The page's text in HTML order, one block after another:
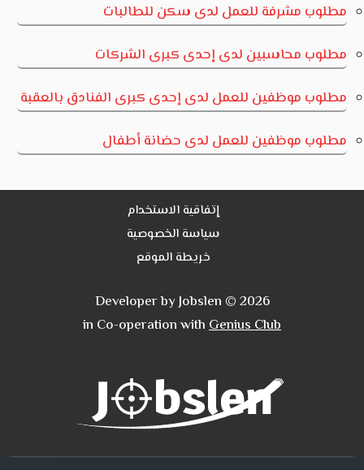
مطلوب مشرفة للعمل لدى سكن للطالبات
مطلوب محاسبين لدى إحدى كبرى الشركات
مطلوب موظفين للعمل لدى إحدى كبرى الفنادق بالعقبة
مطلوب موظفين للعمل لدى حضانة أطفال
إتفاقية الاستخدام
سياسة الخصوصية
خريطة الموقع
Developer by Jobslen © 2026
in Co-operation withGenius Club